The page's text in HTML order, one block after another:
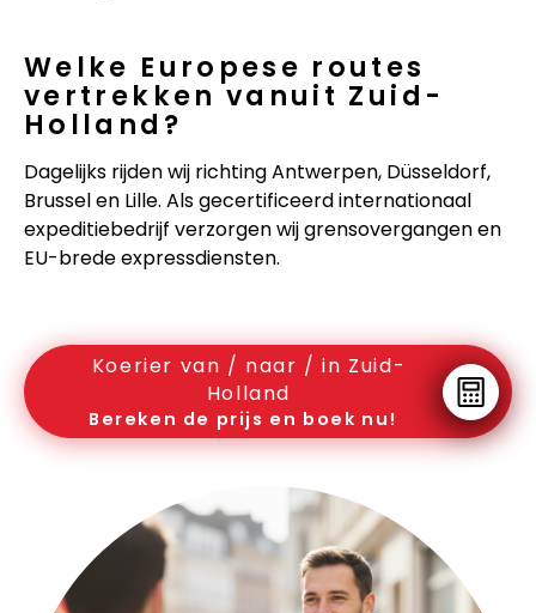
Welke Europese routes
vertrekken vanuit Zuid-
Holland?
Dagelijks rijden wij richting Antwerpen, Düsseldorf,
Brussel en Lille. Als gecertificeerd internationaal
expeditiebedrijf verzorgen wij grensovergangen en
EU-brede expressdiensten.
Koerier van / naar / in Zuid-
Holland
Bereken de prijs en boek nu!